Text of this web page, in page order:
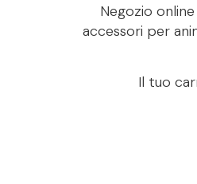
Negozio
accessori per
Il tuo